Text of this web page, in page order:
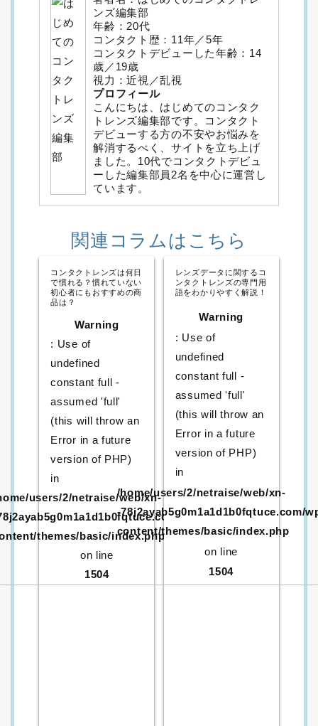
ンズ編集部
年齢：20代
コンタクト歴：11年／5年
コンタクトデビューした年齢：14
歳／19歳
視力：近視／乱視
プロフィール
こんにちは、はじめてのコンタク
トレンズ編集部です。コンタクト
デビューする方の不安やお悩みを
解消するべく、サイトを立ち上げ
ました。10代でコンタクトデビュ
ーした編集部員2名を中心に運営し
ています。
関連コラムはこちら
コンタクトレンズは何日
で慣れる？慣れていない
初心者にもおすすめの商
品は？
Warning
: Use of
undefined
constant full -
assumed 'full'
(this will throw an
Error in a future
version of PHP)
in
users/2/netraise/web/xn-
wp-
themes/basic/index.php
on line
1504
レンズデータに関するコ
ンタクトレンズの専門用
語をわかりやすく解説！
Warning
: Use of
undefined
constant full -
assumed 'full'
(this will throw an
Error in a future
version of PHP)
in
/home/users/2/netraise/web/xn-
-78j2ayab5g0m1a1d1b0fqtuce.com/
content/themes/basic/index.php
on line
1504